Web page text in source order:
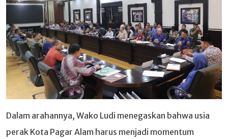
Dalam arahannya, Wako Ludi menegaskan bahwa usia
perak Kota Pagar Alam harus menjadi momentum